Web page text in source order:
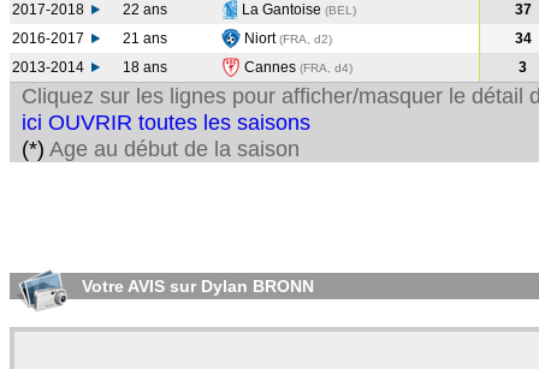
2017-2018
22 ans La Gantoise (BEL )
37
2016-2017
21 ans Niort(FRA, d2)
34
2013-2014
18 ans Cannes (FRA, d4) 3
Cliquez sur les lignes pour afficher/masquer le détail
ici OUVRIR toutes les saisons
(*) Age au début de la saison
Votre AVIS sur Dylan BRONN